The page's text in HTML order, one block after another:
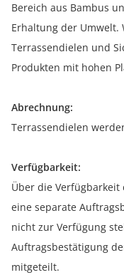
Bereich aus Bambus
Erhaltung der Umwelt.
Terrassendielen und
Produkten mit hohen
Abrechnung:
Terrassendielen
Verfügbarkeit:
Über die
eine separate
nicht zur Verfügung
Auftragsbestätigung
mitgeteilt.